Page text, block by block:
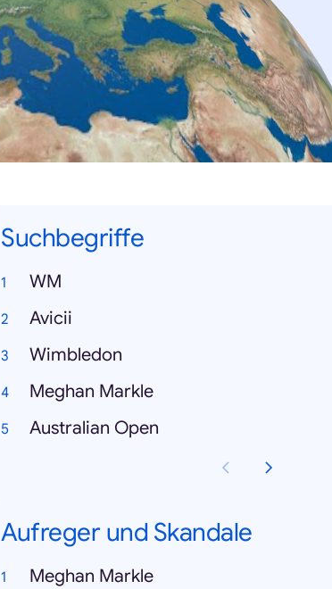
Suchbegriffe
WM
Avicii
Wimbledon
Meghan Markle
Australian Open
Aufreger und Skandale
Meghan Markle